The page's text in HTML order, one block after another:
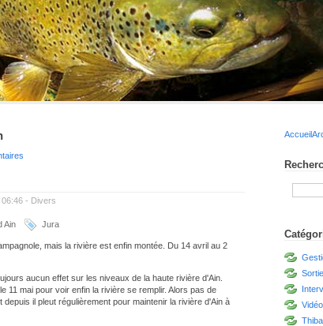
- Divers
Ain Jura
mais la rivière est enfin montée. Du 14 avril au 2
aucun effet sur les niveaux de la haute rivière d'Ain.
11 mai pour voir enfin la rivière se remplir. Alors pas de
il pleut régulièrement pour maintenir la rivière d'Ain à
Accueil